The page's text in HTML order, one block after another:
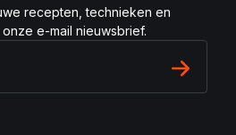
recepten, technieken en
e-mail nieuwsbrief.